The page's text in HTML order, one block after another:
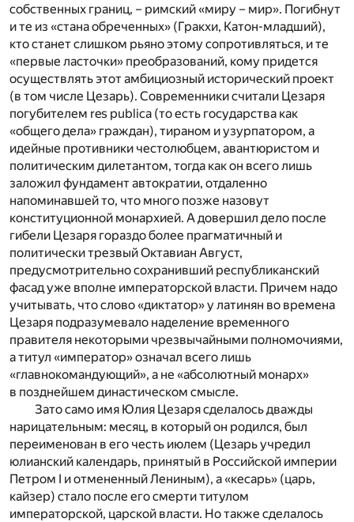
собственных границ, – римский «миру – мир». Погибнут
и те из «стана обреченных» (Гракхи, Катон-младший),
кто станет слишком рьяно этому сопротивляться, и те
«первые ласточки» преобразований, кому придется
осуществлять этот амбициозный исторический проект
(в том числе Цезарь). Современники считали Цезаря
погубителем res publica (то есть государства как
«общего дела» граждан), тираном и узурпатором, а
идейные противники честолюбцем, авантюристом и
политическим дилетантом, тогда как он всего лишь
заложил фундамент автократии, отдаленно
напоминавшей то, что много позже назовут
конституционной монархией. А довершил дело после
гибели Цезаря гораздо более прагматичный и
политически трезвый Октавиан Август,
предусмотрительно сохранивший республиканский
фасад уже вполне императорской власти. Причем надо
учитывать, что слово «диктатор» у латинян во времена
Цезаря подразумевало наделение временного
правителя некоторыми чрезвычайными полномочиями,
а титул «император» означал всего лишь
«главнокомандующий», а не «абсолютный монарх»
в позднейшем династическом смысле.
Зато само имя Юлия Цезаря сделалось дважды
нарицательным: месяц, в который он родился, был
переименован в его честь июлем (Цезарь учредил
юлианский календарь, принятый в Российской империи
Петром I и отмененный Лениным), а «кесарь» (царь,
кайзер) стало после его смерти титулом
императорской, царской власти. Но также сделалось